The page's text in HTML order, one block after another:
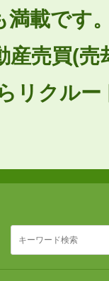
満載です
産売買(
リクル